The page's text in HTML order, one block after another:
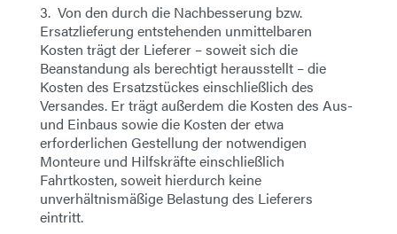
3. Von den durch die Nachbesserung bzw.
Ersatzlieferung entstehenden unmittelbaren
Kosten trägt der Lieferer – soweit sich die
Beanstandung als berechtigt herausstellt – die
Kosten des Ersatzstückes einschließlich des
Versandes. Er trägt außerdem die Kosten des Aus-
und Einbaus sowie die Kosten der etwa
erforderlichen Gestellung der notwendigen
Monteure und Hilfskräfte einschließlich
Fahrtkosten, soweit hierdurch keine
unverhältnismäßige Belastung des Lieferers
eintritt.